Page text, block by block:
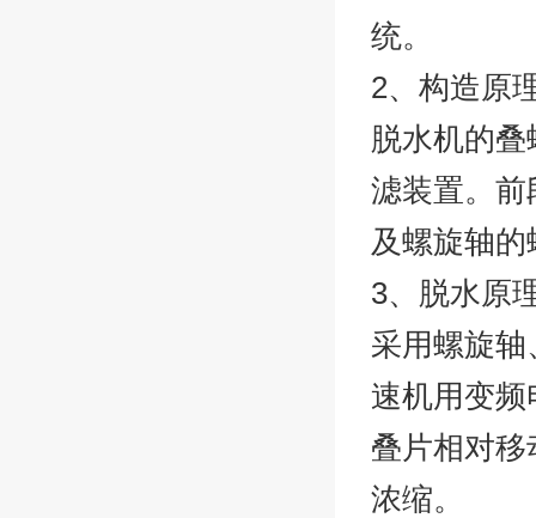
统。
2、构造原
脱水机的
滤装置。
及螺旋轴
3、脱水原
采用螺旋
速机用变
叠片相对
浓缩。